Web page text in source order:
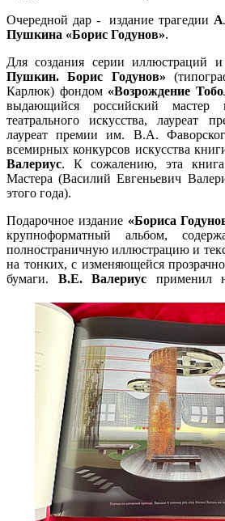
Очередной дар - издание трагедии
Пушкина «Борис Годунов».
Для создания серии иллюстраций
Пушкин. Борис Годунов»
Карлюк) фондом «Возрождение
выдающийся российский
театрального искусства, лауреат
лауреат премии им. В.А.
всемирных конкурсов искусства
Валериус. К сожалению, эта книга
Мастера (Василий Евгеньевич
этого года).
Подарочное издание «Бориса
крупноформатный альбом,
полностраничную иллюстрацию и
на тонких, с изменяющейся
бумаги. В.Е. Валериус применил